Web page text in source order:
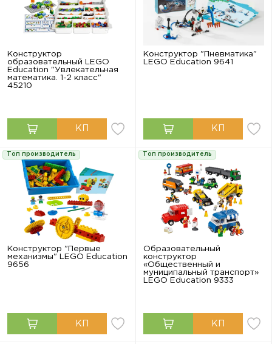
Конструктор
образовательный LEGO
Education "Увлекательная
математика. 1-2 класс"
45210
Конструктор "Пневматика"
LEGO Education 9641
Топ производитель
Конструктор "Первые
механизмы" LEGO Education
9656
Топ производитель
Образовательный
конструктор
«Общественный и
муниципальный транспорт»
LEGO Education 9333